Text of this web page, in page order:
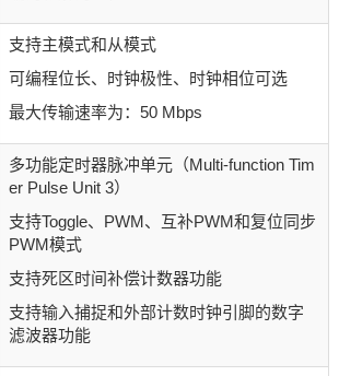
支持主模式和从模式
可编程位长、时钟极性、时钟相位可选
最大传输速率为：50 Mbps
多功能定时器脉冲单元（Multi-function Tim
er Pulse Unit 3）
支持Toggle、PWM、互补PWM和复位同步
PWM模式
支持死区时间补偿计数器功能
支持输入捕捉和外部计数时钟引脚的数字
滤波器功能